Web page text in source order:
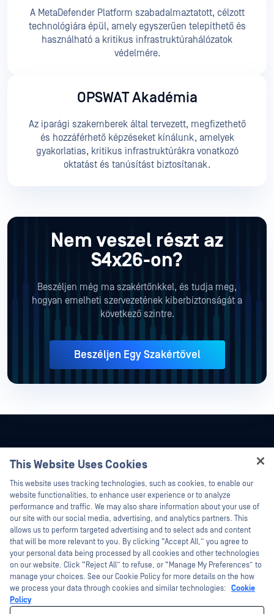
A MetaDefender Platform szabadalmaztatott, célzott
technológiára épül, amely egyszerűen telepíthető és
használható a kritikus infrastruktúrahálózatok
védelmére.
OPSWAT Akadémia
Az iparági szakemberek által tervezett, megfizethető
és hozzáférhető képzéseket kínálunk, amelyek
gyakorlatias, kritikus infrastruktúrákra vonatkozó
oktatást és tanúsítást biztosítanak.
Nem veszel részt az
S4x26-on?
Beszéljen még ma szakértőnkkel, és tudja meg,
hogyan emelheti szervezetének kiberbiztonságát a
következő szintre.
Beszéljen Egy Szakértővel
©2026 OPSWAT . Minden jog fenntartva. OPSWAT, MetaDefender, Metascan,
MetaAccess, az OPSWAT , Trust no File. Trust No Device., OPSWAT , Protecting the
World's Critical Infrastructure, Deep CDR™ Technology, InQuest, az InQuest logó,
DFI, RetroHunt, Deep File Inspection és Join the Hunt az OPSWAT védjegyei. A
harmadik felek védjegyei a megfelelő tulajdonosok tulajdonát képezik.
This Website Uses Cookies
This website uses tracking technologies, such as cookies, to enable our
website functionalities, to enhance user experience or to analyze
performance and traffic. We may also share information about your use of
our site with our social media, advertising, and analytics partners. This
allows us to perform targeted advertising and to select ads and content
that will be more relevant to you. By clicking “Accept All,” you agree to
your personal data being processed by all cookies and other technologies
on our website. Click “Reject All” to refuse, or “Manage My Preferences” to
manage your choices. See our Cookie Policy for more details on the how
we process your data through cookies and similar technologies: Cookie
Policy
Hey there!
I'm Ozzy, your OPSWAT virtual assistant.
How can I help you secure what's critical
today?